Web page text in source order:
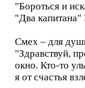
"Бороться и
"Два
Смех – для
"Здравствуй,
окно. Кто-то
я от счастья